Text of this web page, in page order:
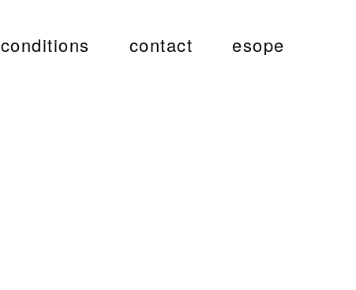
conditions contact esope